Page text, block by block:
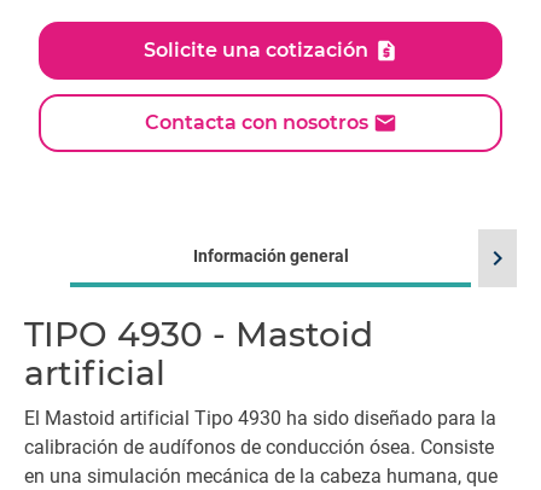
Solicite una cotización
Contacta con nosotros
Información general
TIPO 4930 - Mastoid
artificial
El Mastoid artificial Tipo 4930 ha sido diseñado para la
calibración de audífonos de conducción ósea. Consiste
en una simulación mecánica de la cabeza humana, que
chevron_right